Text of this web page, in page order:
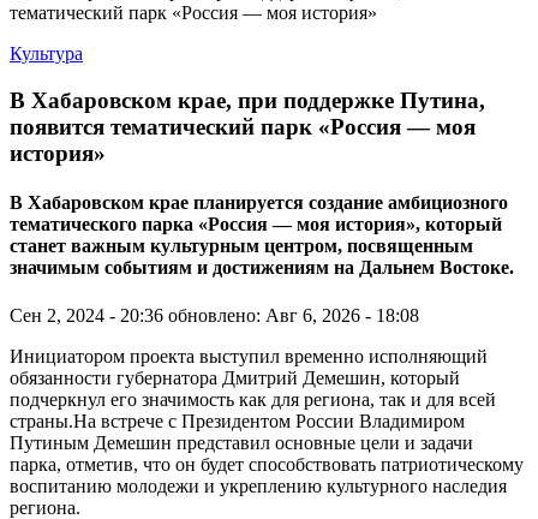
Культура
В Хабаровском крае, при поддержке Путина,
появится тематический парк «Россия — моя
история»
В Хабаровском крае планируется создание амбициозного
тематического парка «Россия — моя история», который
станет важным культурным центром, посвященным
значимым событиям и достижениям на Дальнем Востоке.
Сен 2, 2024 - 20:36 обновлено: Авг 6, 2026 - 18:08
Инициатором проекта выступил временно исполняющий
обязанности губернатора Дмитрий Демешин, который
подчеркнул его значимость как для региона, так и для всей
страны.На встрече с Президентом России Владимиром
Путиным Демешин представил основные цели и задачи
парка, отметив, что он будет способствовать патриотическому
воспитанию молодежи и укреплению культурного наследия
региона.